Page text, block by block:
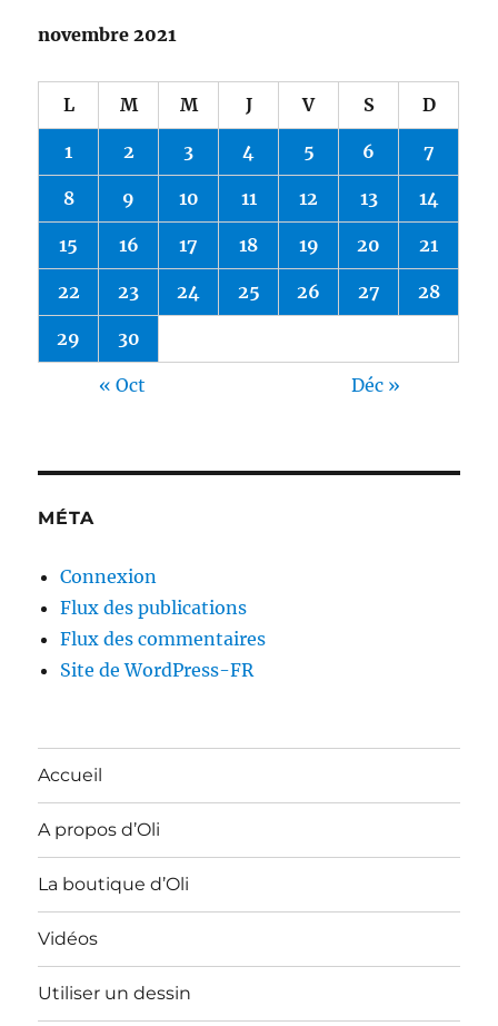
novembre 2021
L M M J V S D
1 2 3 4 5 6 7
8 9 10 11 12 13 14
15 16 17 18 19 20 21
22 23 24 25 26 27 28
29 30
« Oct Déc »
MÉTA
Connexion
Flux des publications
Flux des commentaires
Site de WordPress-FR
Accueil
A propos d’Oli
La boutique d’Oli
Vidéos
Utiliser un dessin